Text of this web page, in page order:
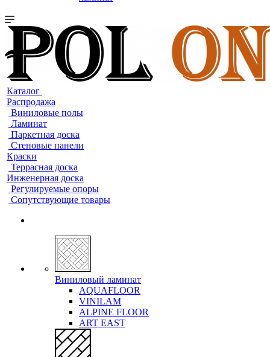
Каталог
Распродажа
Виниловые полы
Ламинат
Паркетная доска
Стеновые панели
Краски
Террасная доска
Инженерная доска
Регулируемые опоры
Сопутствующие товары
Виниловый ламинат
AQUAFLOOR
VINILAM
ALPINE FLOOR
ART EAST